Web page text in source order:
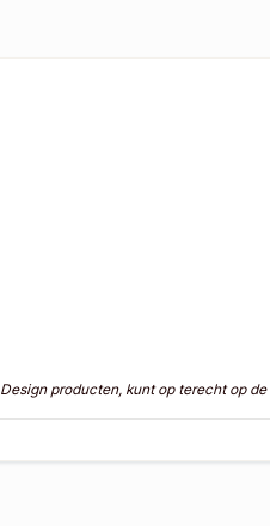
producten, kunt op terecht op de